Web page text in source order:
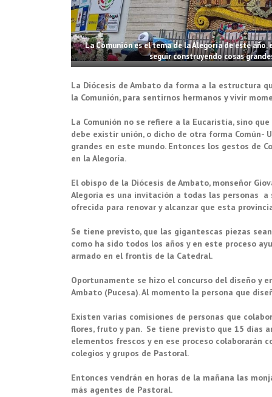
La Comunión es el tema de la Alegoría de este
seguir construyendo cosas
La Diócesis de Ambato da forma a la estructura
la Comunión, para sentirnos hermanos y vivir
La Comunión no se refiere a la Eucaristía, sino
debe existir unión, o dicho de otra forma Común-
grandes en este mundo. Entonces los gestos de
en la Alegoría.
El obispo de la Diócesis de Ambato, monseñor
Alegoría es una invitación a todas las personas
ofrecida para renovar y alcanzar que esta
Se tiene previsto, que las gigantescas piezas
como ha sido todos los años y en este proceso
armado en el frontis de la Catedral.
Oportunamente se hizo el concurso del diseño y
Ambato (Pucesa). Al momento la persona que
Existen varias comisiones de personas que
flores, fruto y pan. Se tiene previsto que 15 días
elementos frescos y en ese proceso colaborarán
colegios y grupos de Pastoral.
Entonces vendrán en horas de la mañana las
más agentes de Pastoral.